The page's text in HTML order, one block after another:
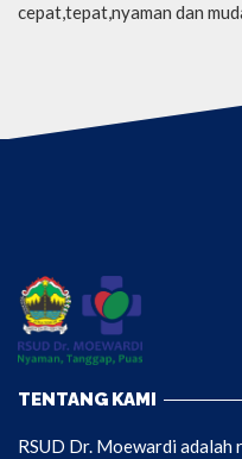
cepat,tepat,nyaman dan
TENTANG KAMI
RSUD Dr. Moewardi adalah